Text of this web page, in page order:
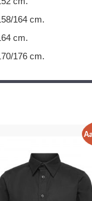
164 cm.
cm.
176 cm.